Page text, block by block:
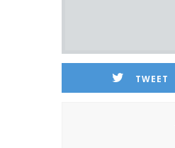
TWEET